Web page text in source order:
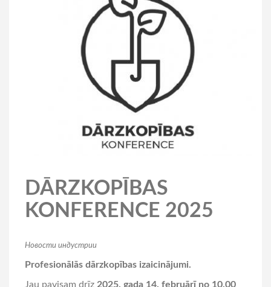
DĀRZKOPĪBAS
KONFERENCE 2025
Hовости индустрии
Profesionālās dārzkopības izaicinājumi.
Jau pavisam drīz 2025. gada 14. februārī no 10.00